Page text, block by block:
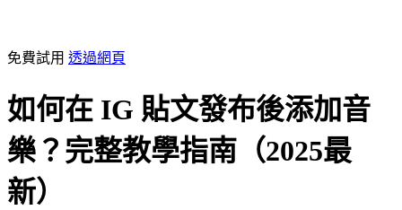
免費試用 透過網頁
如何在 IG 貼文發布後添加音
樂？完整教學指南（2025最
新）